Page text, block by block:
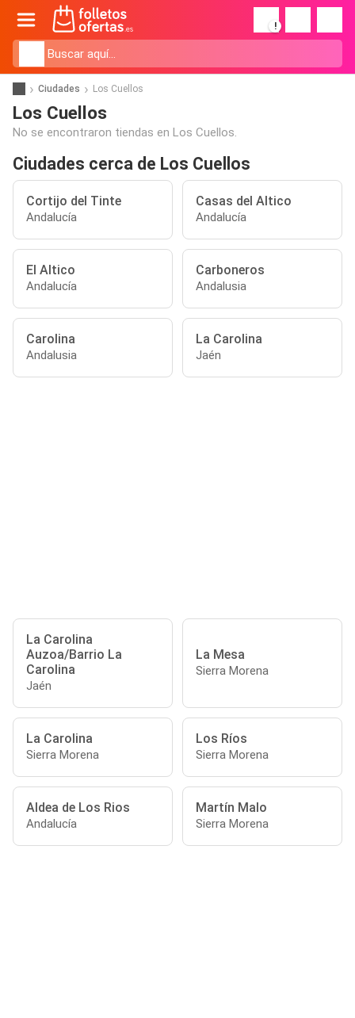
!
Ciudades Los Cuellos
Los Cuellos
No se encontraron tiendas en Los Cuellos.
Ciudades cerca de Los Cuellos
Cortijo del Tinte
Andalucía
Casas del Altico
Andalucía
El Altico
Andalucía
Carboneros
Andalusia
Carolina
Andalusia
La Carolina
Jaén
La Carolina
Auzoa/Barrio La
Carolina
Jaén
La Mesa
Sierra Morena
La Carolina
Sierra Morena
Los Ríos
Sierra Morena
Aldea de Los Rios
Andalucía
Martín Malo
Sierra Morena